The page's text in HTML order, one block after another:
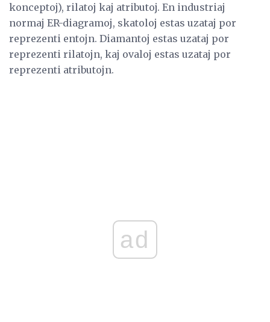
konceptoj), rilatoj kaj atributoj. En industriaj
normaj ER-diagramoj, skatoloj estas uzataj por
reprezenti entojn. Diamantoj estas uzataj por
reprezenti rilatojn, kaj ovaloj estas uzataj por
reprezenti atributojn.
ad